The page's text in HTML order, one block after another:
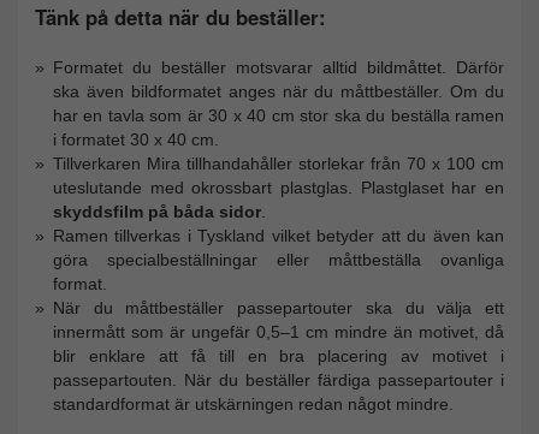
Tänk på detta när du beställer:
Formatet du beställer motsvarar alltid bildmåttet. Därför
ska även bildformatet anges när du måttbeställer. Om du
har en tavla som är 30 x 40 cm stor ska du beställa ramen
i formatet 30 x 40 cm.
Tillverkaren Mira tillhandahåller storlekar från 70 x 100 cm
uteslutande med okrossbart plastglas. Plastglaset har en
skyddsfilm på båda sidor
Ramen tillverkas i Tyskland vilket betyder att du även kan
göra specialbeställningar eller måttbeställa ovanliga
format.
När du måttbeställer passepartouter ska du välja ett
innermått som är ungefär 0,5–1 cm mindre än motivet, då
blir enklare att få till en bra placering av motivet i
passepartouten. När du beställer färdiga passepartouter i
standardformat är utskärningen redan något mindre.